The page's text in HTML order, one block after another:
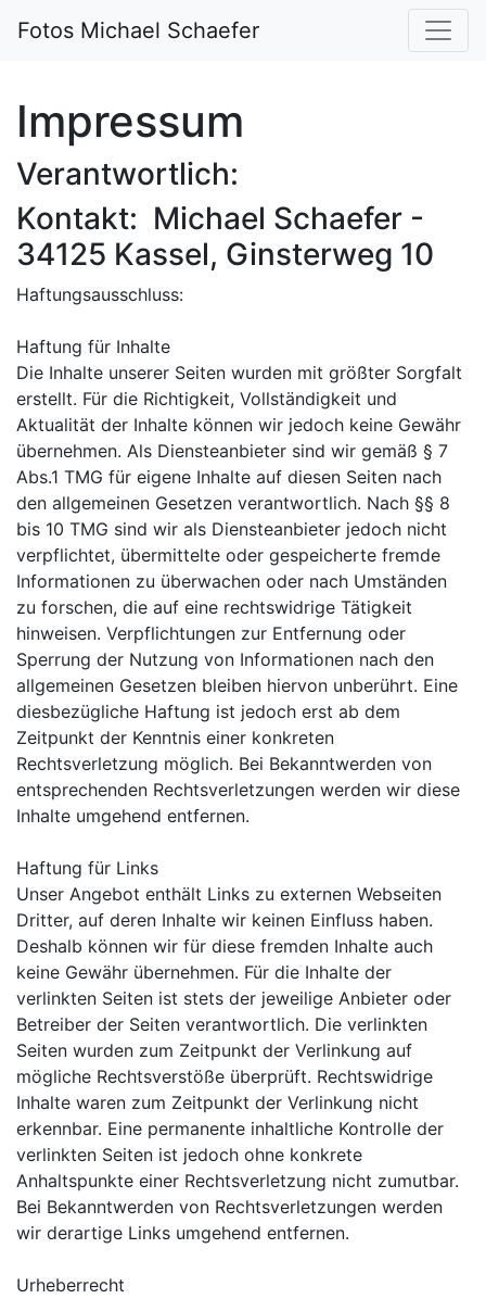
Fotos Michael Schaefer
Impressum
Verantwortlich:
Kontakt: Michael Schaefer -
34125 Kassel, Ginsterweg 10
Haftungsausschluss:
Haftung für Inhalte
Die Inhalte unserer Seiten wurden mit größter Sorgfalt
erstellt. Für die Richtigkeit, Vollständigkeit und
Aktualität der Inhalte können wir jedoch keine Gewähr
übernehmen. Als Diensteanbieter sind wir gemäß § 7
Abs.1 TMG für eigene Inhalte auf diesen Seiten nach
den allgemeinen Gesetzen verantwortlich. Nach §§ 8
bis 10 TMG sind wir als Diensteanbieter jedoch nicht
verpflichtet, übermittelte oder gespeicherte fremde
Informationen zu überwachen oder nach Umständen
zu forschen, die auf eine rechtswidrige Tätigkeit
hinweisen. Verpflichtungen zur Entfernung oder
Sperrung der Nutzung von Informationen nach den
allgemeinen Gesetzen bleiben hiervon unberührt. Eine
diesbezügliche Haftung ist jedoch erst ab dem
Zeitpunkt der Kenntnis einer konkreten
Rechtsverletzung möglich. Bei Bekanntwerden von
entsprechenden Rechtsverletzungen werden wir diese
Inhalte umgehend entfernen.
Haftung für Links
Unser Angebot enthält Links zu externen Webseiten
Dritter, auf deren Inhalte wir keinen Einfluss haben.
Deshalb können wir für diese fremden Inhalte auch
keine Gewähr übernehmen. Für die Inhalte der
verlinkten Seiten ist stets der jeweilige Anbieter oder
Betreiber der Seiten verantwortlich. Die verlinkten
Seiten wurden zum Zeitpunkt der Verlinkung auf
mögliche Rechtsverstöße überprüft. Rechtswidrige
Inhalte waren zum Zeitpunkt der Verlinkung nicht
erkennbar. Eine permanente inhaltliche Kontrolle der
verlinkten Seiten ist jedoch ohne konkrete
Anhaltspunkte einer Rechtsverletzung nicht zumutbar.
Bei Bekanntwerden von Rechtsverletzungen werden
wir derartige Links umgehend entfernen.
Urheberrecht